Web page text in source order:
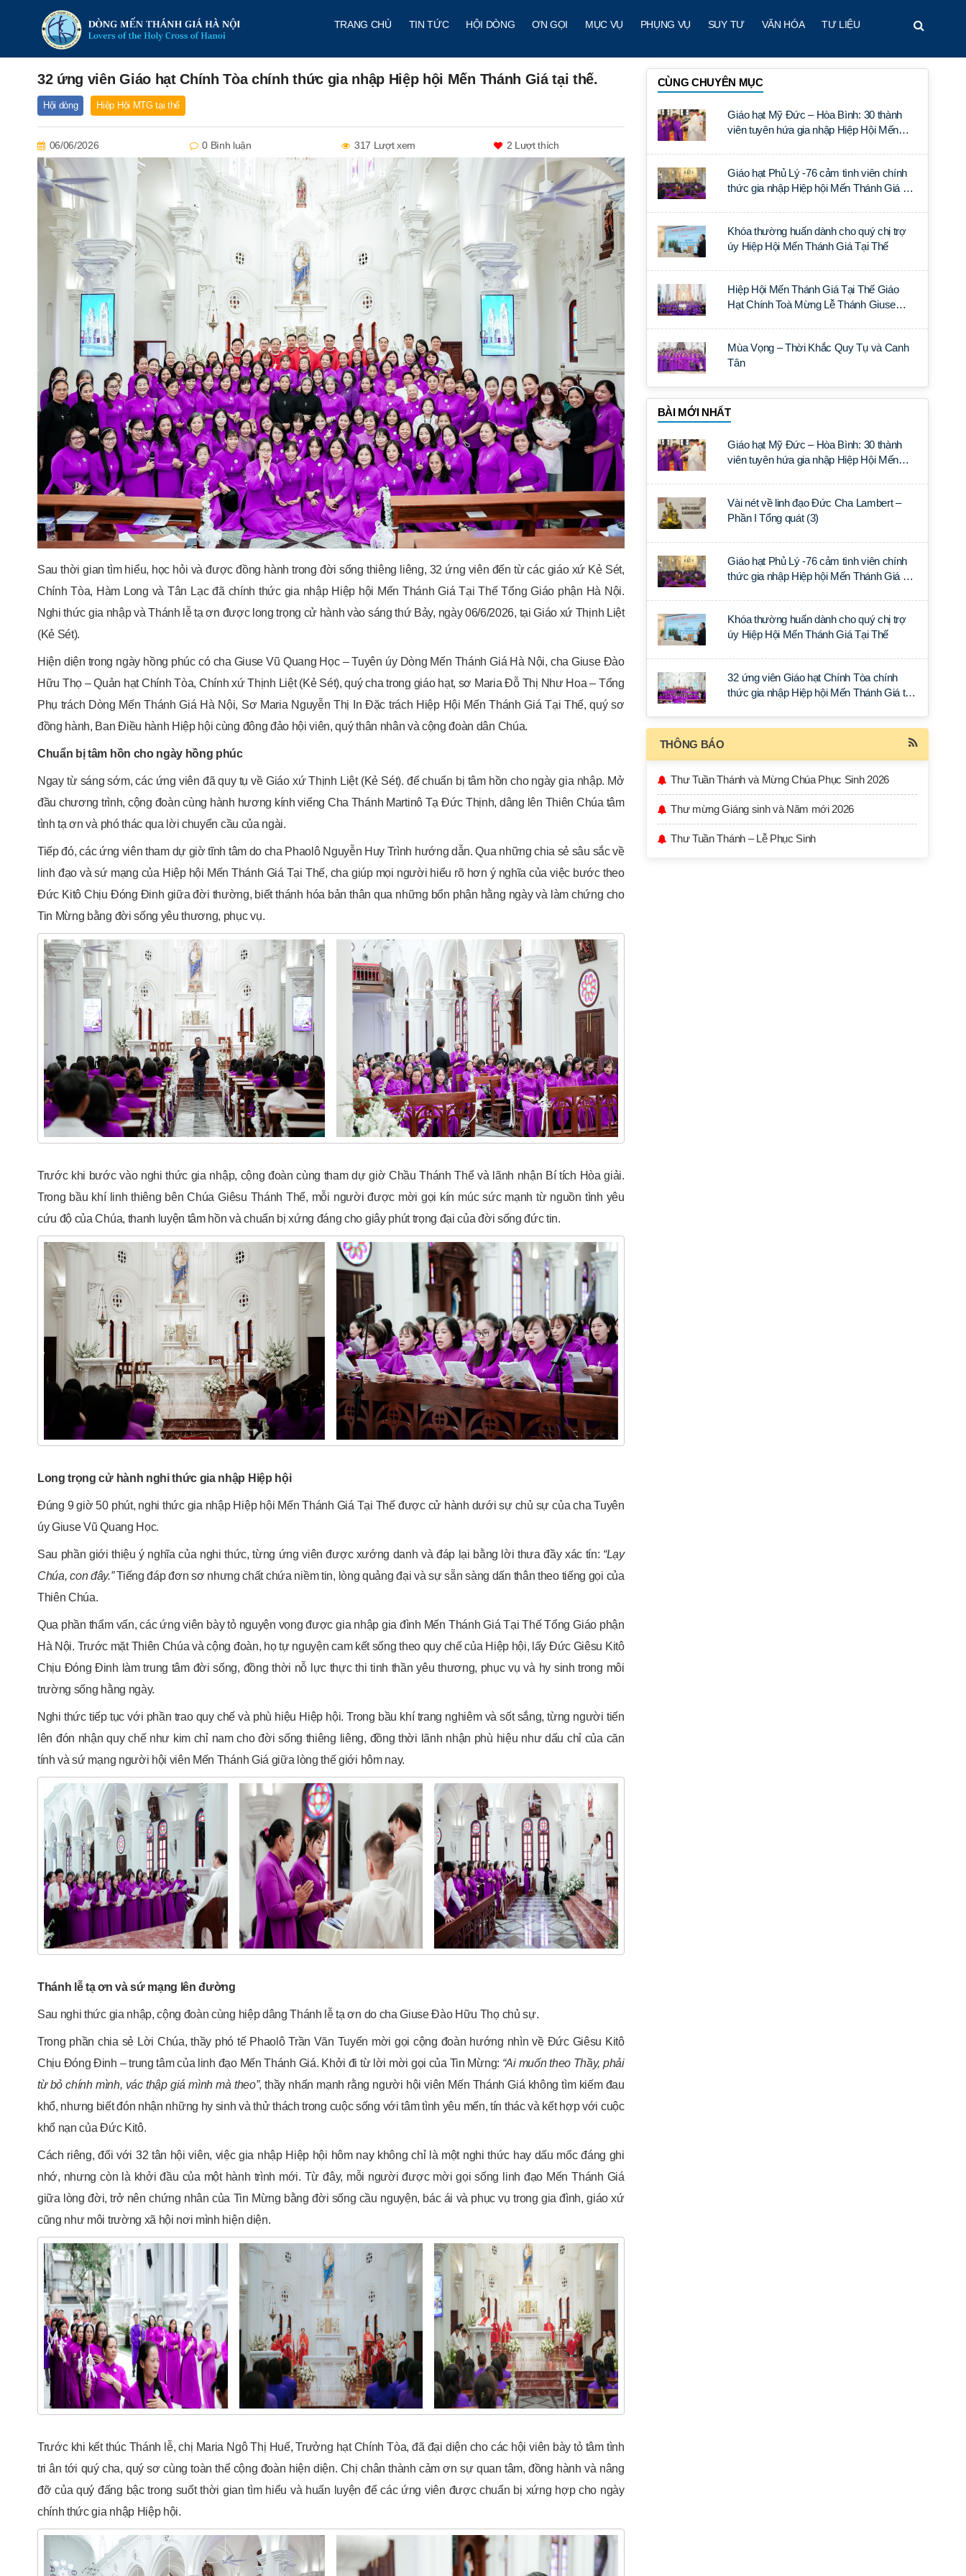
TRANG CHỦ TIN TỨC HỘI DÒNG ƠN GỌI MỤC VỤ PHỤNG VỤ SUY TƯ VĂN HÓA TƯ LIỆU
32 ứng viên Giáo hạt Chính Tòa chính thức gia nhập Hiệp hội Mến Thánh Giá tại thế.
Hội dòng Hiệp Hội MTG tại thế
06/06/2026 0 Bình luận 317 Lượt xem 2 Lượt thích
Sau thời gian tìm hiểu, học hỏi và được đồng hành trong đời sống thiêng liêng, 32 ứng viên đến từ các giáo xứ Kẻ Sét,
Chính Tòa, Hàm Long và Tân Lạc đã chính thức gia nhập Hiệp hội Mến Thánh Giá Tại Thế Tổng Giáo phận Hà Nội.
Nghi thức gia nhập và Thánh lễ tạ ơn được long trọng cử hành vào sáng thứ Bảy, ngày 06/6/2026, tại Giáo xứ Thịnh Liệt
(Kẻ Sét).
Hiện diện trong ngày hồng phúc có cha Giuse Vũ Quang Học – Tuyên úy Dòng Mến Thánh Giá Hà Nội, cha Giuse Đào
Hữu Thọ – Quản hạt Chính Tòa, Chính xứ Thịnh Liệt (Kẻ Sét), quý cha trong giáo hạt, sơ Maria Đỗ Thị Như Hoa – Tổng
Phụ trách Dòng Mến Thánh Giá Hà Nội, Sơ Maria Nguyễn Thị In Đặc trách Hiệp Hội Mến Thánh Giá Tại Thế, quý sơ
đồng hành, Ban Điều hành Hiệp hội cùng đông đảo hội viên, quý thân nhân và cộng đoàn dân Chúa.
Chuẩn bị tâm hồn cho ngày hồng phúc
Ngay từ sáng sớm, các ứng viên đã quy tụ về Giáo xứ Thịnh Liệt (Kẻ Sét). để chuẩn bị tâm hồn cho ngày gia nhập. Mở
đầu chương trình, cộng đoàn cùng hành hương kính viếng Cha Thánh Martinô Tạ Đức Thịnh, dâng lên Thiên Chúa tâm
tình tạ ơn và phó thác qua lời chuyển cầu của ngài.
Tiếp đó, các ứng viên tham dự giờ tĩnh tâm do cha Phaolô Nguyễn Huy Trình hướng dẫn. Qua những chia sẻ sâu sắc về
linh đạo và sứ mạng của Hiệp hội Mến Thánh Giá Tại Thế, cha giúp mọi người hiểu rõ hơn ý nghĩa của việc bước theo
Đức Kitô Chịu Đóng Đinh giữa đời thường, biết thánh hóa bản thân qua những bổn phận hằng ngày và làm chứng cho
Tin Mừng bằng đời sống yêu thương, phục vụ.
Trước khi bước vào nghi thức gia nhập, cộng đoàn cùng tham dự giờ Chầu Thánh Thể và lãnh nhận Bí tích Hòa giải.
Trong bầu khí linh thiêng bên Chúa Giêsu Thánh Thể, mỗi người được mời gọi kín múc sức mạnh từ nguồn tình yêu
cứu độ của Chúa, thanh luyện tâm hồn và chuẩn bị xứng đáng cho giây phút trọng đại của đời sống đức tin.
Long trọng cử hành nghi thức gia nhập Hiệp hội
Đúng 9 giờ 50 phút, nghi thức gia nhập Hiệp hội Mến Thánh Giá Tại Thế được cử hành dưới sự chủ sự của cha Tuyên
úy Giuse Vũ Quang Học.
Sau phần giới thiệu ý nghĩa của nghi thức, từng ứng viên được xướng danh và đáp lại bằng lời thưa đầy xác tín: “Lạy
Chúa, con đây.”Tiếng đáp đơn sơ nhưng chất chứa niềm tin, lòng quảng đại và sự sẵn sàng dấn thân theo tiếng gọi của
Thiên Chúa.
Qua phần thẩm vấn, các ứng viên bày tỏ nguyện vọng được gia nhập gia đình Mến Thánh Giá Tại Thế Tổng Giáo phận
Hà Nội. Trước mặt Thiên Chúa và cộng đoàn, họ tự nguyện cam kết sống theo quy chế của Hiệp hội, lấy Đức Giêsu Kitô
Chịu Đóng Đinh làm trung tâm đời sống, đồng thời nỗ lực thực thi tinh thần yêu thương, phục vụ và hy sinh trong môi
trường sống hằng ngày.
Nghi thức tiếp tục với phần trao quy chế và phù hiệu Hiệp hội. Trong bầu khí trang nghiêm và sốt sắng, từng người tiến
lên đón nhận quy chế như kim chỉ nam cho đời sống thiêng liêng, đồng thời lãnh nhận phù hiệu như dấu chỉ của căn
tính và sứ mạng người hội viên Mến Thánh Giá giữa lòng thế giới hôm nay.
Thánh lễ tạ ơn và sứ mạng lên đường
Sau nghi thức gia nhập, cộng đoàn cùng hiệp dâng Thánh lễ tạ ơn do cha Giuse Đào Hữu Thọ chủ sự.
Trong phần chia sẻ Lời Chúa, thầy phó tế Phaolô Trần Văn Tuyến mời gọi cộng đoàn hướng nhìn về Đức Giêsu Kitô
Chịu Đóng Đinh – trung tâm của linh đạo Mến Thánh Giá. Khởi đi từ lời mời gọi của Tin Mừng: “Ai muốn theo Thầy, phải
từ bỏ chính mình, vác thập giá mình mà theo”, thầy nhấn mạnh rằng người hội viên Mến Thánh Giá không tìm kiếm đau
khổ, nhưng biết đón nhận những hy sinh và thử thách trong cuộc sống với tâm tình yêu mến, tín thác và kết hợp với cuộc
khổ nạn của Đức Kitô.
Cách riêng, đối với 32 tân hội viên, việc gia nhập Hiệp hội hôm nay không chỉ là một nghi thức hay dấu mốc đáng ghi
nhớ, nhưng còn là khởi đầu của một hành trình mới. Từ đây, mỗi người được mời gọi sống linh đạo Mến Thánh Giá
giữa lòng đời, trở nên chứng nhân của Tin Mừng bằng đời sống cầu nguyện, bác ái và phục vụ trong gia đình, giáo xứ
cũng như môi trường xã hội nơi mình hiện diện.
Trước khi kết thúc Thánh lễ, chị Maria Ngô Thị Huế, Trưởng hạt Chính Tòa, đã đại diện cho các hội viên bày tỏ tâm tình
tri ân tới quý cha, quý sơ cùng toàn thể cộng đoàn hiện diện. Chị chân thành cảm ơn sự quan tâm, đồng hành và nâng
đỡ của quý đấng bậc trong suốt thời gian tìm hiểu và huấn luyện để các ứng viên được chuẩn bị xứng hợp cho ngày
chính thức gia nhập Hiệp hội.
CÙNG CHUYÊN MỤC
Giáo hạt Mỹ Đức – Hòa Bình: 30 thành
viên tuyên hứa gia nhập Hiệp Hội Mến
Giáo hạt Phủ Lý -76 cảm tình viên chính
thức gia nhập Hiệp hội Mến Thánh Giá Tại
Khóa thường huấn dành cho quý chị trợ
úy Hiệp Hội Mến Thánh Giá Tại Thế
Hiệp Hội Mến Thánh Giá Tại Thế Giáo
Hạt Chính Toà Mừng Lễ Thánh Giuse
Mùa Vọng – Thời Khắc Quy Tụ và Canh
Tân
BÀI MỚI NHẤT
Giáo hạt Mỹ Đức – Hòa Bình: 30 thành
viên tuyên hứa gia nhập Hiệp Hội Mến
Vài nét về linh đạo Đức Cha Lambert –
Phần I Tổng quát (3)
Giáo hạt Phủ Lý -76 cảm tình viên chính
thức gia nhập Hiệp hội Mến Thánh Giá Tại
Khóa thường huấn dành cho quý chị trợ
úy Hiệp Hội Mến Thánh Giá Tại Thế
32 ứng viên Giáo hạt Chính Tòa chính
thức gia nhập Hiệp hội Mến Thánh Giá tại
THÔNG BÁO
Thư Tuần Thánh và Mừng Chúa Phục Sinh 2026
Thư mừng Giáng sinh và Năm mới 2026
Thư Tuần Thánh – Lễ Phục Sinh